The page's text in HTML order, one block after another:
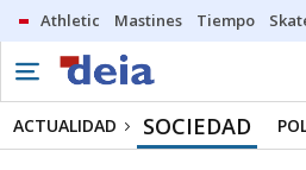
Athletic Mastines Tiempo
ACTUALIDAD SOCIEDAD